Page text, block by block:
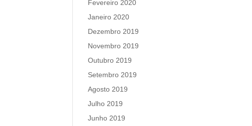
Fevereiro 2020
Janeiro 2020
Dezembro 2019
Novembro 2019
Outubro 2019
Setembro 2019
Agosto 2019
Julho 2019
Junho 2019